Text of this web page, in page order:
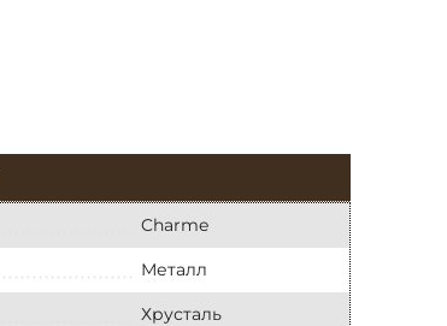
Charme
Металл
Хрусталь